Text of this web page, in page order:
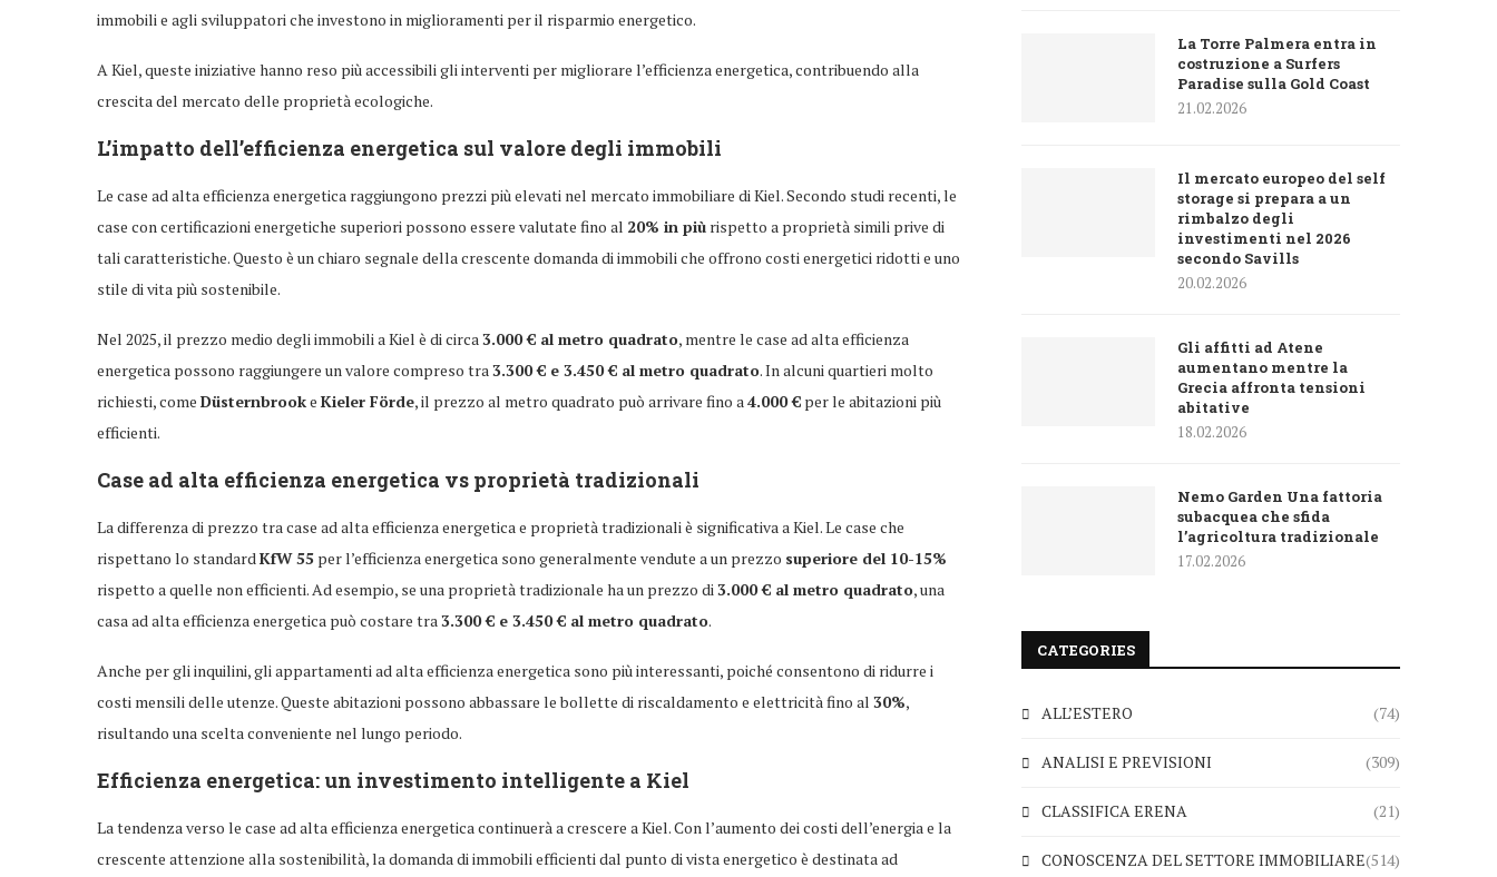
immobili e agli sviluppatori che investono in miglioramenti per il risparmio energetico.
A Kiel, queste iniziative hanno reso più accessibili gli interventi per migliorare l’efficienza energetica, contribuendo alla
crescita del mercato delle proprietà ecologiche.
L’impatto dell’efficienza energetica sul valore degli immobili
Le case ad alta efficienza energetica raggiungono prezzi più elevati nel mercato immobiliare di Kiel. Secondo studi recenti, le
case con certificazioni energetiche superiori possono essere valutate fino al 20% in più rispetto a proprietà simili prive di
tali caratteristiche. Questo è un chiaro segnale della crescente domanda di immobili che offrono costi energetici ridotti e uno
stile di vita più sostenibile.
Nel 2025, il prezzo medio degli immobili a Kiel è di circa3.000 € al metro quadrato, mentre le case ad alta efficienza
energetica possono raggiungere un valore compreso tra3.300 € e 3.450 € al metro quadrato. In alcuni quartieri molto
richiesti, come Düsternbrooke Kieler Förde, il prezzo al metro quadrato può arrivare fino a4.000 € per le abitazioni più
efficienti.
Case ad alta efficienza energetica vs proprietà tradizionali
La differenza di prezzo tra case ad alta efficienza energetica e proprietà tradizionali è significativa a Kiel. Le case che
rispettano lo standardKfW 55 per l’efficienza energetica sono generalmente vendute a un prezzo superiore del 10-15%
rispetto a quelle non efficienti. Ad esempio, se una proprietà tradizionale ha un prezzo di3.000 € al metro quadrato, una
casa ad alta efficienza energetica può costare tra3.300 € e 3.450 € al metro quadrato.
Anche per gli inquilini, gli appartamenti ad alta efficienza energetica sono più interessanti, poiché consentono di ridurre i
costi mensili delle utenze. Queste abitazioni possono abbassare le bollette di riscaldamento e elettricità fino al 30%,
risultando una scelta conveniente nel lungo periodo.
Efficienza energetica: un investimento intelligente a Kiel
La tendenza verso le case ad alta efficienza energetica continuerà a crescere a Kiel. Con l’aumento dei costi dell’energia e la
crescente attenzione alla sostenibilità, la domanda di immobili efficienti dal punto di vista energetico è destinata ad
La Torre Palmera entra in
costruzione a Surfers
Paradise sulla Gold Coast
21.02.2026
Il mercato europeo del self
storage si prepara a un
rimbalzo degli
investimenti nel 2026
secondo Savills
20.02.2026
Gli affitti ad Atene
aumentano mentre la
Grecia affronta tensioni
abitative
18.02.2026
Nemo Garden Una fattoria
subacquea che sfida
l’agricoltura tradizionale
17.02.2026
CATEGORIES
ALL’ESTERO (74)
ANALISI E PREVISIONI (309)
CLASSIFICA ERENA (21)
CONOSCENZA DEL SETTORE IMMOBILIARE(514)